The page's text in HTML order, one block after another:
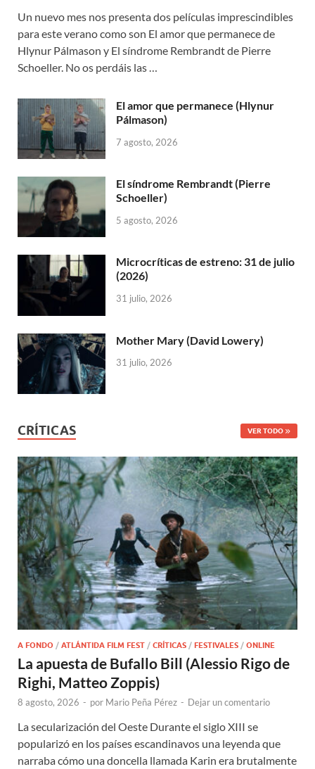
Un nuevo mes nos presenta dos películas imprescindibles
para este verano como son El amor que permanece de
Hlynur Pálmason y El síndrome Rembrandt de Pierre
Schoeller. No os perdáis las …
El amor que permanece (Hlynur
Pálmason)
7 agosto, 2026
El síndrome Rembrandt (Pierre
Schoeller)
5 agosto, 2026
Microcríticas de estreno: 31 de julio
(2026)
31 julio, 2026
Mother Mary (David Lowery)
31 julio, 2026
CRÍTICAS VER TODO
A FONDO / ATLÁNTIDA FILM FEST / CRÍTICAS / FESTIVALES / ONLINE
La apuesta de Bufallo Bill (Alessio Rigo de
Righi, Matteo Zoppis)
8 agosto, 2026 - por Mario Peña Pérez - Dejar un comentario
La secularización del Oeste Durante el siglo XIII se
popularizó en los países escandinavos una leyenda que
narraba cómo una doncella llamada Karin era brutalmente